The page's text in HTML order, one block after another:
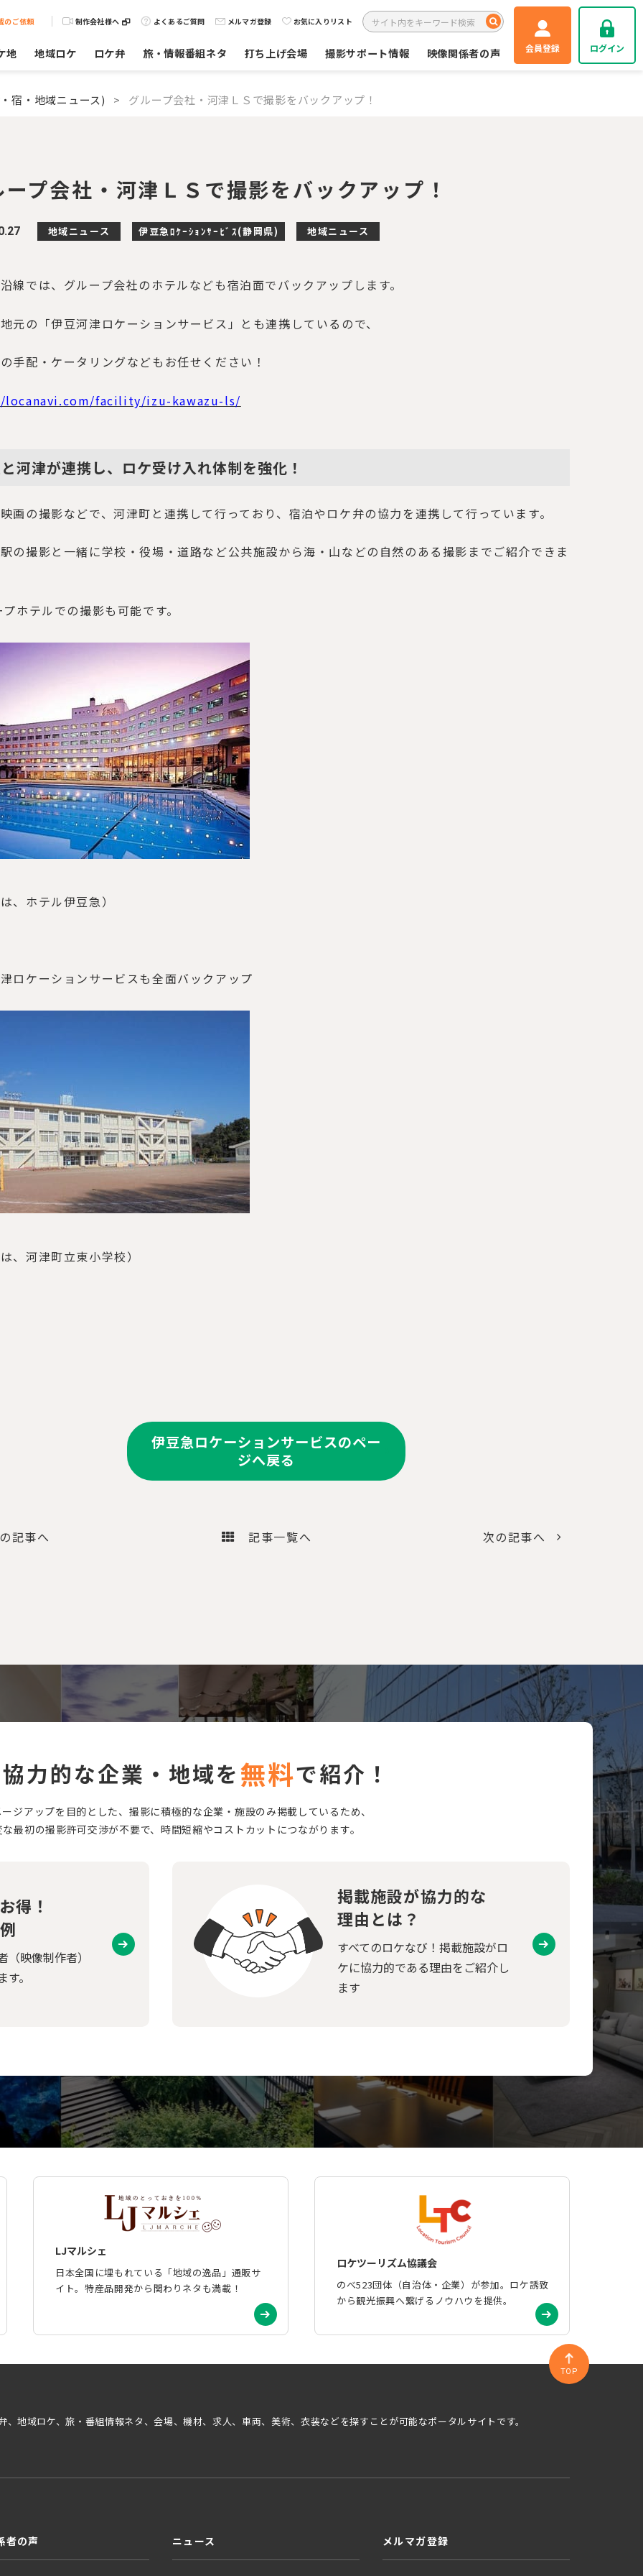
のご依頼 制作会社様へ よくあるご質問 メルマガ登録 お気に入りリスト
地 地域ロケ ロケ弁 旅・情報番組ネタ 打ち上げ会場 撮影サポート情報 映像関係者の声 会員登録 ログイン
宿・地域ニュース) > グループ会社・河津ＬＳで撮影をバックアップ！
プ会社・河津ＬＳで撮影をバックアップ！
地域ニュース 伊豆急ﾛｹｰｼｮﾝｻｰﾋﾞｽ(静岡県) 地域ニュース
線では、グループ会社のホテルなども宿泊面でバックアップします。
元の「伊豆河津ロケーションサービス」とも連携しているので、
手配・ケータリングなどもお任せください！
facility/izu-kawazu-ls/
河津が連携し、ロケ受け入れ体制を強化！
画の撮影などで、河津町と連携して行っており、宿泊やロケ弁の協力を連携して行っています。
の撮影と一緒に学校・役場・道路など公共施設から海・山などの自然のある撮影までご紹介できま
ホテルでの撮影も可能です。
、ホテル伊豆急）
ロケーションサービスも全面バックアップ
、河津町立東小学校）
伊豆急ロケーションサービスのペー
ジへ戻る
記事へ 記事一覧へ 次の記事へ
力的な企業・地域を無料で紹介！
ジアップを目的とした、撮影に積極的な企業・施設のみ掲載しているため、
最初の撮影許可交渉が不要で、時間短縮やコストカットにつながります。
得！
映像制作者）
。
掲載施設が協力的な
理由とは？
すべてのロケなび！掲載施設がロ
ケに協力的である理由をご紹介し
ます
LJマルシェ
日本全国に埋もれている「地域の逸品」通販サ
イト。特産品開発から関わりネタも満載！
ロケツーリズム協議会
のべ523団体（自治体・企業）が参加。ロケ誘致
から観光振興へ繋げるノウハウを提供。
TOP
、地域ロケ、旅・番組情報ネタ、会場、機材、求人、車両、美術、衣装などを探すことが可能なポータルサイトです。
者の声 ニュース メルマガ登録